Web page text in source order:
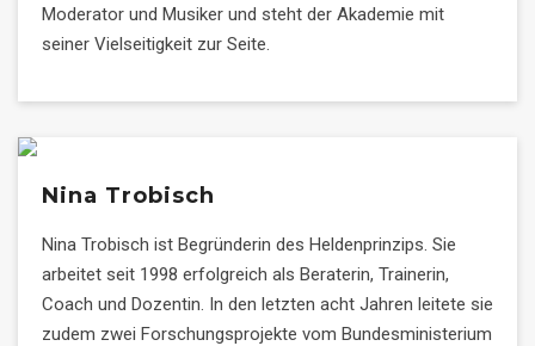
Moderator und Musiker und steht der Akademie mit
seiner Vielseitigkeit zur Seite.
Nina Trobisch
Nina Trobisch ist Begründerin des Heldenprinzips. Sie
arbeitet seit 1998 erfolgreich als Beraterin, Trainerin,
Coach und Dozentin. In den letzten acht Jahren leitete sie
zudem zwei Forschungsprojekte vom Bundesministerium